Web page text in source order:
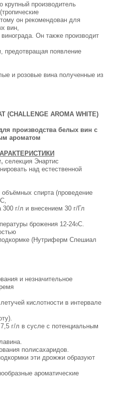
крупный производитель
он рекомендован для
вин,
Он также производит
предотвращая появление
и розовые вина полученные из
(CHALLENGE AROMA WHITE)
производства белых вин с
ароматом
селекция Энартис
над естественной
спирта (проведение
С,
г/л и внесением 30 г/Гл
брожения 12-240С.
(Нутриферм Спешиал
и незначительное
кислотности в интервале
г/л в сусле с потенциальным
полисахаридов.
эти дрожжи образуют
ароматические